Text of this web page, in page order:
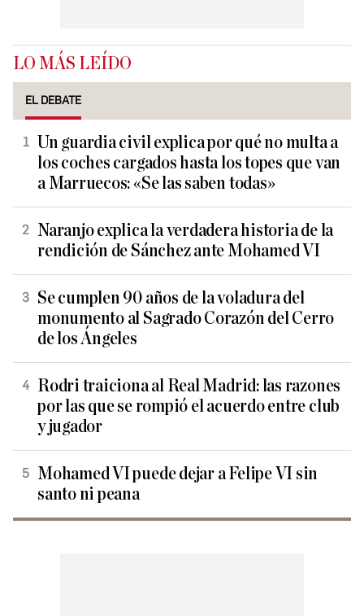
LO MÁS LEÍDO
EL DEBATE
Un guardia civil explica por qué no multa a
los coches cargados hasta los topes que van
a Marruecos: «Se las saben todas»
Naranjo explica la verdadera historia de la
rendición de Sánchez ante Mohamed VI
Se cumplen 90 años de la voladura del
monumento al Sagrado Corazón del Cerro
de los Ángeles
Rodri traiciona al Real Madrid: las razones
por las que se rompió el acuerdo entre club
y jugador
Mohamed VI puede dejar a Felipe VI sin
santo ni peana